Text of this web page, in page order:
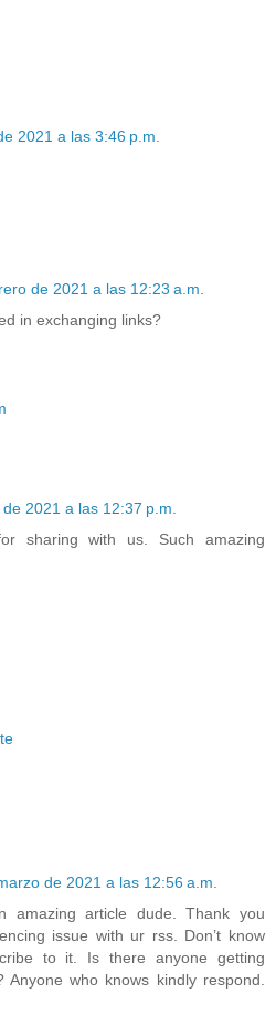
2021 a las 3:46 p.m.
de 2021 a las 12:23 a.m.
in exchanging links?
2021 a las 12:37 p.m.
sharing with us. Such amazing
de 2021 a las 12:56 a.m.
amazing article dude. Thank you
issue with ur rss. Don’t know
to it. Is there anyone getting
Anyone who knows kindly respond.